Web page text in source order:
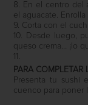
8. En el centro del
el aguacate.
9. Corta con el
10. Desde luego,
queso crema… ¡lo
11.
PARA COMPLETAR
Presenta tu sushi
cuenco para poner